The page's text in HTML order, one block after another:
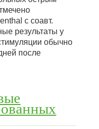
с соавт.
результаты у
обычно
после